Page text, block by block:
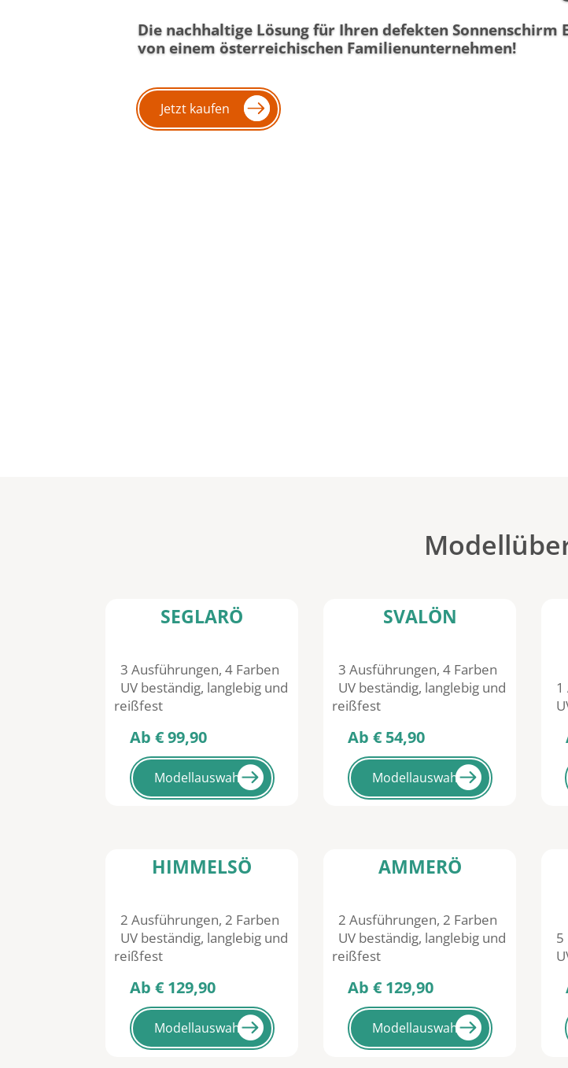
SEGLARÖ
3 Ausführungen, 4 Farben
UV beständig, langlebig und
reißfest
Ab € 99,90
Modellauswahl
SVALÖN
3 Ausführungen, 4 Farben
UV beständig, langlebig und
reißfest
Ab € 54,90
Modellauswahl
1
HIMMELSÖ
2 Ausführungen, 2 Farben
UV beständig, langlebig und
reißfest
Ab € 129,90
Modellauswahl
AMMERÖ
2 Ausführungen, 2 Farben
UV beständig, langlebig und
reißfest
Ab € 129,90
Modellauswahl
5